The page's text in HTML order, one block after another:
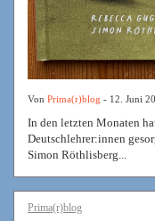
Von Prima(r)blog - 12. Juni
In den letzten Monaten
Deutschlehrer:innen
Simon Röthlisberg...
Prima(r)blog